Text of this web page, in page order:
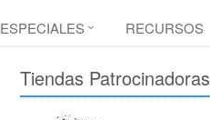
ESPECIALES RECURSOS
Tiendas Patrocinadoras